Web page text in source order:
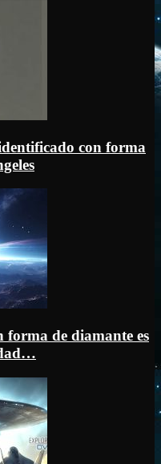
con forma
de diamante es